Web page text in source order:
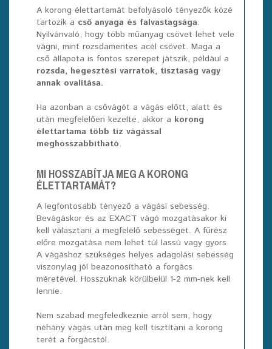
A korong élettartamát befolyásoló tényezők közé
tartozik a cső anyaga és falvastagsága.
Nyilvánvaló, hogy több műanyag csövet lehet vele
vágni, mint rozsdamentes acél csövet. Maga a
cső állapota is fontos szerepet játszik, például a
rozsda, hegesztési varratok, tisztaság vagy
annak ovalitása.
Ha azonban a csővágót a vágás előtt, alatt és
után megfelelően kezelte, akkor a korong
élettartama több tíz vágással
meghosszabbítható.
MI HOSSZABÍTJA MEG A KORONG
ÉLETTARTAMÁT?
A legfontosabb tényező a vágási sebesség.
Bevágáskor és az EXACT vágó mozgatásakor ki
kell választani a megfelelő sebességet. A fűrész
előre mozgatása nem lehet túl lassú vagy gyors.
A vágáshoz szükséges helyes adagolási sebesség
viszonylag jól beazonosítható a forgács
méretével. Hosszuknak körülbelül 1-2 mm-nek kell
lennie.
Nem szabad megfeledkeznie arról sem, hogy
néhány vágás után meg kell tisztítani a korong
terét a forgácstól.